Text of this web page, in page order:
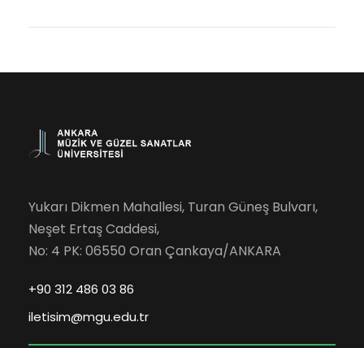
Yukarı Dikmen Mahallesi, Turan Güneş Bulvarı,
Neşet Ertaş Caddesi,
No: 4 PK: 06550 Oran Çankaya/ANKARA
+90 312 486 03 86
iletisim@mgu.edu.tr